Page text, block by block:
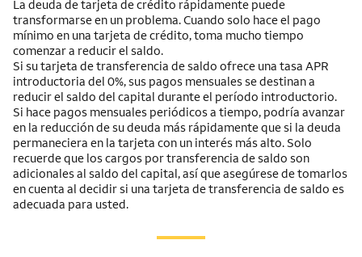
La deuda de tarjeta de crédito rápidamente puede
transformarse en un problema. Cuando solo hace el pago
mínimo en una tarjeta de crédito, toma mucho tiempo
comenzar a reducir el saldo.
Si su tarjeta de transferencia de saldo ofrece una tasa APR
introductoria del 0%, sus pagos mensuales se destinan a
reducir el saldo del capital durante el período introductorio.
Si hace pagos mensuales periódicos a tiempo, podría avanzar
en la reducción de su deuda más rápidamente que si la deuda
permaneciera en la tarjeta con un interés más alto. Solo
recuerde que los cargos por transferencia de saldo son
adicionales al saldo del capital, así que asegúrese de tomarlos
en cuenta al decidir si una tarjeta de transferencia de saldo es
adecuada para usted.